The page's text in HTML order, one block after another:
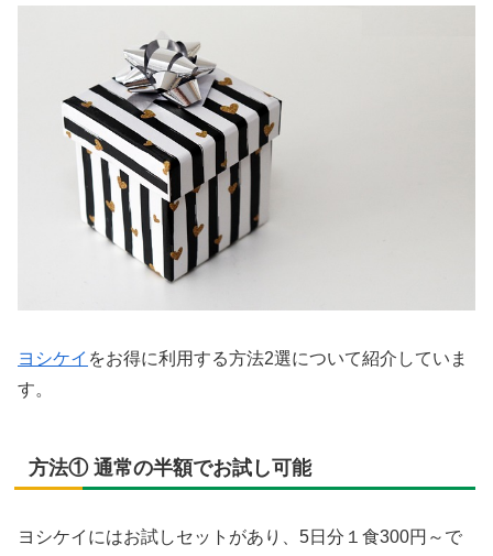
ヨシケイ をお得に利用する方法2選について紹介していま
す。
方法① 通常の半額でお試し可能
ヨシケイにはお試しセットがあり、5日分１食300円～で